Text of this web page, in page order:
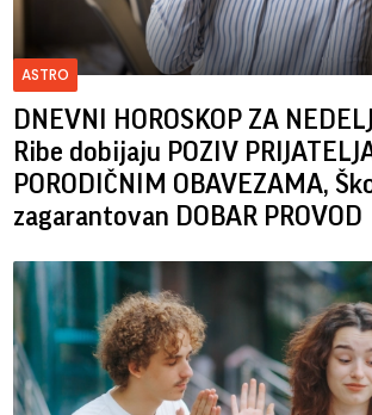
ASTRO
DNEVNI HOROSKOP ZA
Ribe dobijaju POZIV
PORODIČNIM OBAVEZAMA,
zagarantovan DOBAR PROVOD